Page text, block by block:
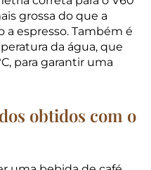
grossa do que a
espresso. Também é
da água, que
para garantir uma
obtidos com o